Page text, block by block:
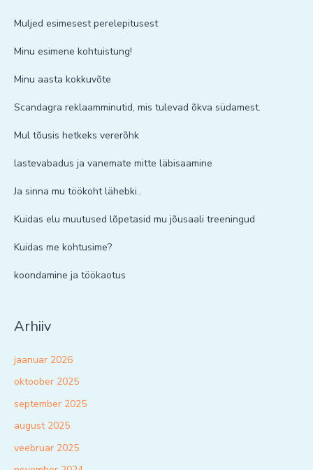
Muljed esimesest perelepitusest
Minu esimene kohtuistung!
Minu aasta kokkuvõte
Scandagra reklaamminutid, mis tulevad õkva südamest.
Mul tõusis hetkeks vererõhk
lastevabadus ja vanemate mitte läbisaamine
Ja sinna mu töökoht lähebki..
Kuidas elu muutused lõpetasid mu jõusaali treeningud
Kuidas me kohtusime?
koondamine ja töökaotus
Arhiiv
jaanuar 2026
oktoober 2025
september 2025
august 2025
veebruar 2025